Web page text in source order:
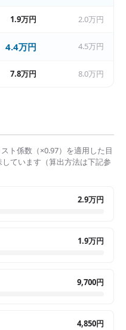
1.9万円 2.0万円
4.4万円 4.5万円
7.8万円 8.0万円
ト係数（×0.97）を適用した目
ています（算出方法は下記参
2.9万円
1.9万円
9,700円
4,850円